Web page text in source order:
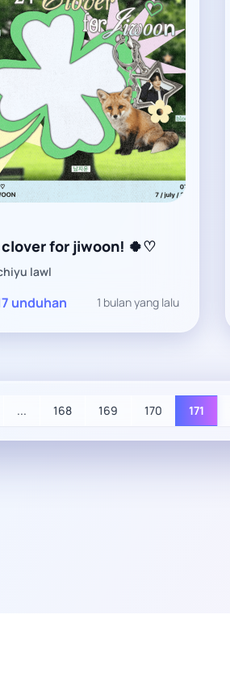
clover for jiwoon! 🍀♡
lawl
unduhan 1 bulan yang lalu
... 168 169 170 171